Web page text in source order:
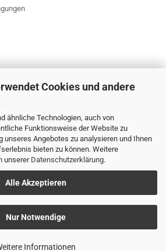
Cookies und andere
ähnliche Technologien, auch von
Funktionsweise der Website zu
unseres Angebotes zu analysieren und Ihnen
bieten zu können. Weitere
unserer Datenschutzerklärung.
Alle Akzeptieren
Nur Notwendige
Informationen